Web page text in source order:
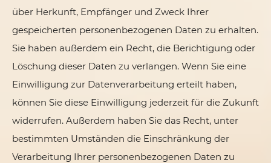
über Herkunft, Empfänger und Zweck Ihrer
gespeicherten personenbezogenen Daten zu erhalten.
Sie haben außerdem ein Recht, die Berichtigung oder
Löschung dieser Daten zu verlangen. Wenn Sie eine
Einwilligung zur Datenverarbeitung erteilt haben,
können Sie diese Einwilligung jederzeit für die Zukunft
widerrufen. Außerdem haben Sie das Recht, unter
bestimmten Umständen die Einschränkung der
Verarbeitung Ihrer personenbezogenen Daten zu